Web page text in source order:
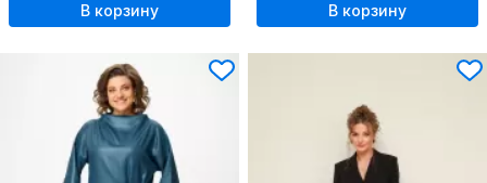
В корзину В корзину